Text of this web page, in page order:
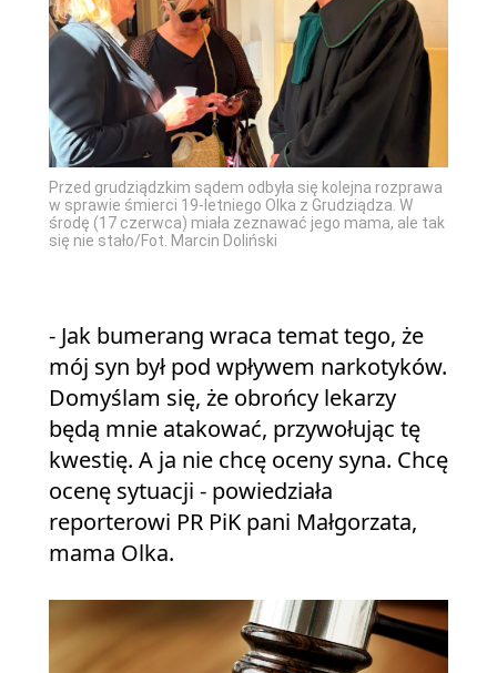
Przed grudziądzkim sądem odbyła się kolejna rozprawa
w sprawie śmierci 19-letniego Olka z Grudziądza. W
środę (17 czerwca) miała zeznawać jego mama, ale tak
się nie stało/Fot. Marcin Doliński
- Jak bumerang wraca temat tego, że
mój syn był pod wpływem narkotyków.
Domyślam się, że obrońcy lekarzy
będą mnie atakować, przywołując tę
kwestię. A ja nie chcę oceny syna. Chcę
ocenę sytuacji - powiedziała
reporterowi PR PiK pani Małgorzata,
mama Olka.